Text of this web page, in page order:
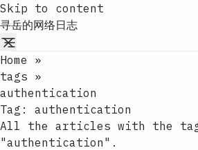
Skip to content
寻岳的网络日志
Home
»
tags »
authentication
Tag: authentication
All the articles with the
"authentication".